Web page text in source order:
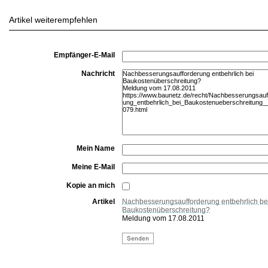
Artikel weiterempfehlen
Empfänger-E-Mail
Nachricht
Mein Name
Meine E-Mail
Kopie an mich
Artikel
Nachbesserungsaufforderung entbehrlich
Baukostenüberschreitung?
Meldung vom 17.08.2011